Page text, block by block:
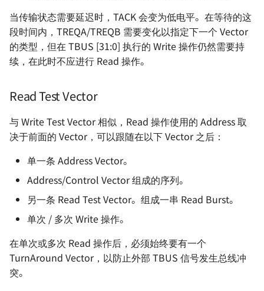
当传输状态需要延迟时，TACK 会变为低电平。在等待的这
段时间内，TREQA/TREQB 需要变化以指定下一个 Vector
的类型，但在 TBUS [31:0] 执行的 Write 操作仍然需要持
续，在此时不应进行 Read 操作。
Read Test Vector
与 Write Test Vector 相似，Read 操作使用的 Address 取
决于前面的 Vector，可以跟随在以下 Vector 之后：
单一条 Address Vector。
Address/Control Vector 组成的序列。
另一条 Read Test Vector。组成一串 Read Burst。
单次 / 多次 Write 操作。
在单次或多次 Read 操作后，必须始终要有一个
TurnAround Vector，以防止外部 TBUS 信号发生总线冲
突。